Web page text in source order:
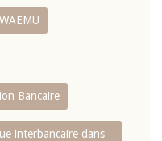
Bancaire
interbancaire dans